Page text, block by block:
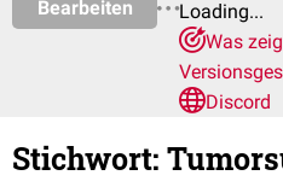
Bearbeiten
Loading...
Was
Discord
Stichwort: